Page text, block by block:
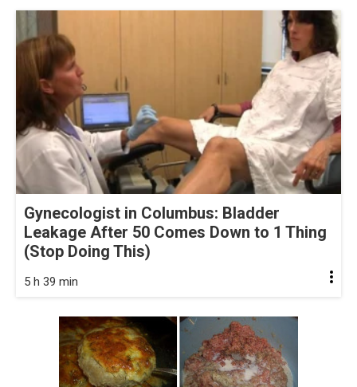
Gynecologist in Columbus: Bladder
Leakage After 50 Comes Down to 1 Thing
(Stop Doing This)
5 h 39 min